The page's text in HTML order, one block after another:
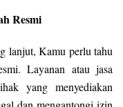
Resmi
lanjut, Kamu perlu tahu
Layanan atau jasa
yang menyediakan